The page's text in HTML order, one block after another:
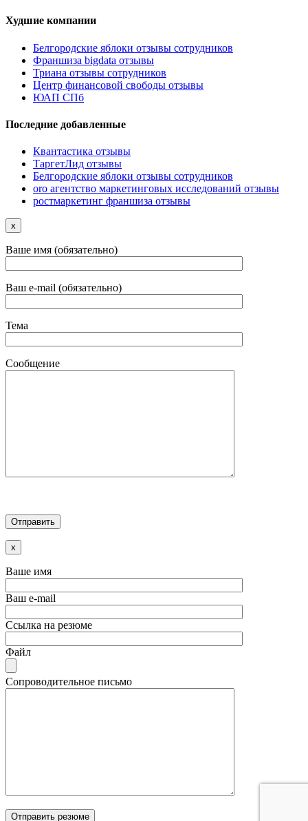
Худшие компании
Белгородские яблоки отзывы сотрудников
Франшиза bigdata отзывы
Триана отзывы сотрудников
Центр финансовой свободы отзывы
ЮАП СПб
Последние добавленные
Квантастика отзывы
ТаргетЛид отзывы
Белгородские яблоки отзывы сотрудников
oro агентство маркетинговых исследований отзывы
ростмаркетинг франшиза отзывы
x
Ваше имя (обязательно)
Ваш e-mail (обязательно)
Тема
Сообщение
x
Ваше имя
Ваш e-mail
Ссылка на резюме
Файл
Сопроводительное письмо